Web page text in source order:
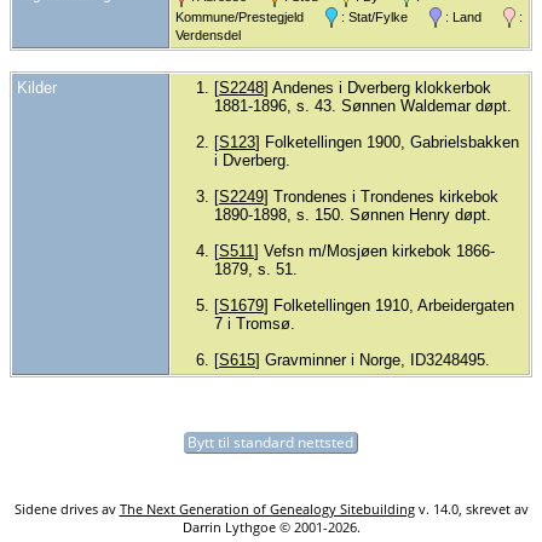
Kommune/Prestegjeld
: Stat/Fylke : Land
:
Verdensdel
Kilder [S2248] Andenes i Dverberg klokkerbok
1881-1896, s. 43. Sønnen Waldemar døpt.
[S123] Folketellingen 1900, Gabrielsbakken
i Dverberg.
[S2249] Trondenes i Trondenes kirkebok
1890-1898, s. 150. Sønnen Henry døpt.
[S511] Vefsn m/Mosjøen kirkebok 1866-
1879, s. 51.
[S1679] Folketellingen 1910, Arbeidergaten
7 i Tromsø.
[S615] Gravminner i Norge, ID3248495.
Bytt til standard nettsted
Sidene drives av The Next Generation of Genealogy Sitebuildingv. 14.0, skrevet av
Darrin Lythgoe © 2001-2026.